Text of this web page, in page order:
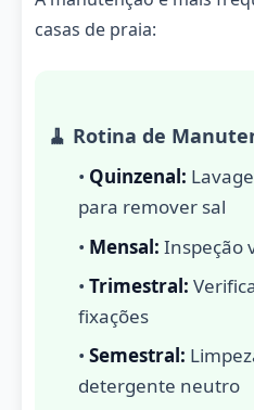
casas de praia:
🧹 Rotina de
• Quinzenal:
para remover sal
• Mensal: Inspeção
• Trimestral:
fixações
• Semestral:
detergente neutro